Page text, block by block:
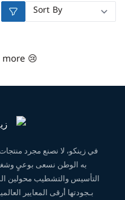
😢
في زينكو، لا نصنع مجرد
به الوطن نسعى بوعيٍ
التأسيس والتشطيب محولين
بـجودتها أرقى المعايير